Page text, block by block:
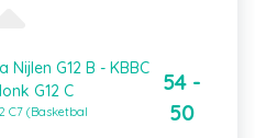
Nijlen G12 B - KBBC
G12 C
C7 (Basketbal
54 -
50